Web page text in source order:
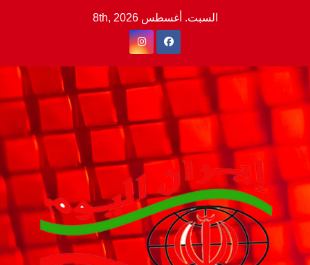
السبت. أغسطس 8th, 2026